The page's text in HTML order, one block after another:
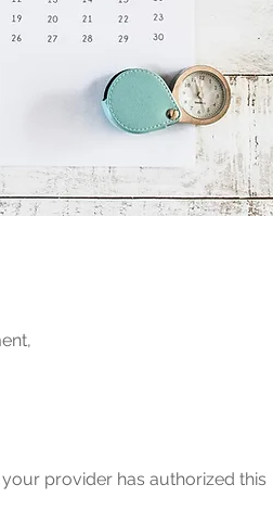
provider has authorized this